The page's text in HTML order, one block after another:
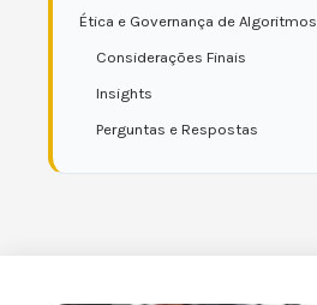
Ética e Governança de Algoritmos
Considerações Finais
Insights
Perguntas e Respostas